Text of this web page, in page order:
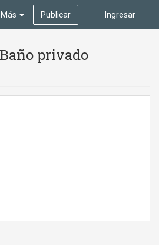
Ingresar
Más Publicar
privado